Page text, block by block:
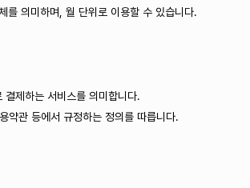
를 의미하며, 월 단위로 이용할 수 있습니다.
제하는 서비스를 의미합니다.
약관 등에서 규정하는 정의를 따릅니다.